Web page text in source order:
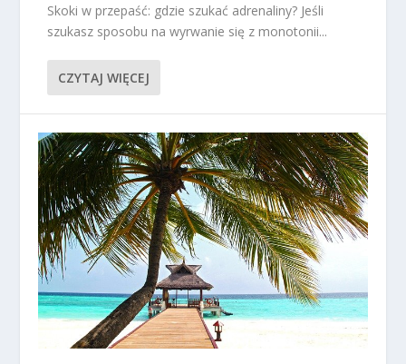
Skoki w przepaść: gdzie szukać adrenaliny? Jeśli
szukasz sposobu na wyrwanie się z monotonii...
CZYTAJ WIĘCEJ